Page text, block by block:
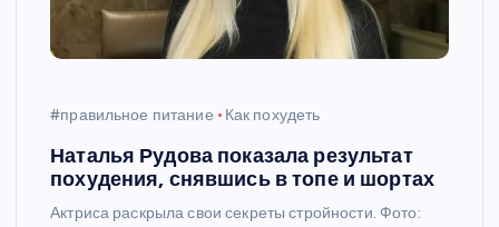
#правильное питание Как похудеть
Наталья Рудова показала результат
похудения, снявшись в топе и шортах
Актриса раскрыла свои секреты стройности. Фото: